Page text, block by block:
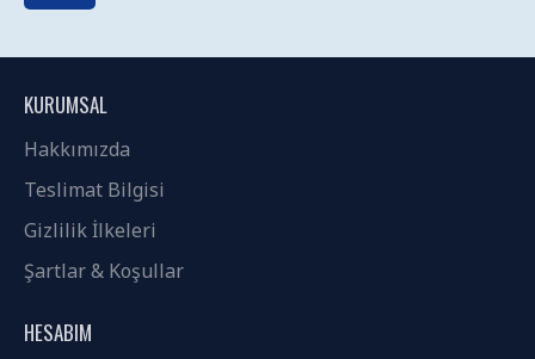
KURUMSAL
Hakkımızda
Teslimat Bilgisi
Gizlilik İlkeleri
Şartlar & Koşullar
HESABIM